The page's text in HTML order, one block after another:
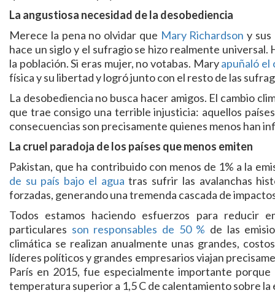
La angustiosa necesidad de la desobediencia
Merece la pena no olvidar que Mary Richardson y sus
hace un siglo y el sufragio se hizo realmente
la población. Si eras mujer, no votabas. Maryapuñaló el
física y su libertad y logró junto con el resto de las
La desobediencia no busca hacer amigos. El cambio
que trae consigo una terrible injusticia: aquellos
consecuencias son precisamente quienes menos han
La cruel paradoja de los países que menos emiten
Pakistan, que ha contribuido con menos de 1% a la
de su país bajo el agua tras sufrir las avalanchas
forzadas, generando una tremenda cascada de
Todos estamos haciendo esfuerzos para reducir
particulares son responsables de 50 % de las
climática se realizan anualmente unas grandes,
líderes políticos y grandes empresarios viajan
París en 2015, fue especialmente importante
temperatura superior a 1,5 C de calentamiento sobre